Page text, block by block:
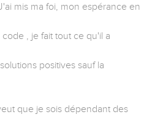
mis ma foi, mon espérance en
, je fait tout ce qu'il a
positives sauf la
que je sois dépendant des